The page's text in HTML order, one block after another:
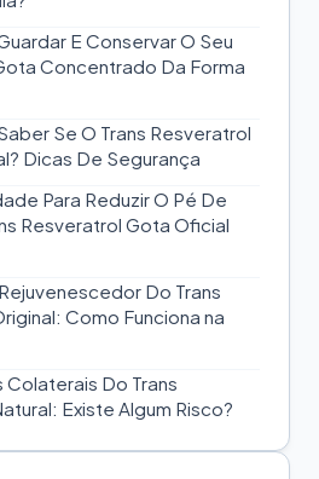
E Conservar O Seu
Concentrado Da Forma
Se O Trans Resveratrol
Dicas De Segurança
Para Reduzir O Pé De
Resveratrol Gota Oficial
Do Trans
Como Funciona na
Do Trans
Existe Algum Risco?